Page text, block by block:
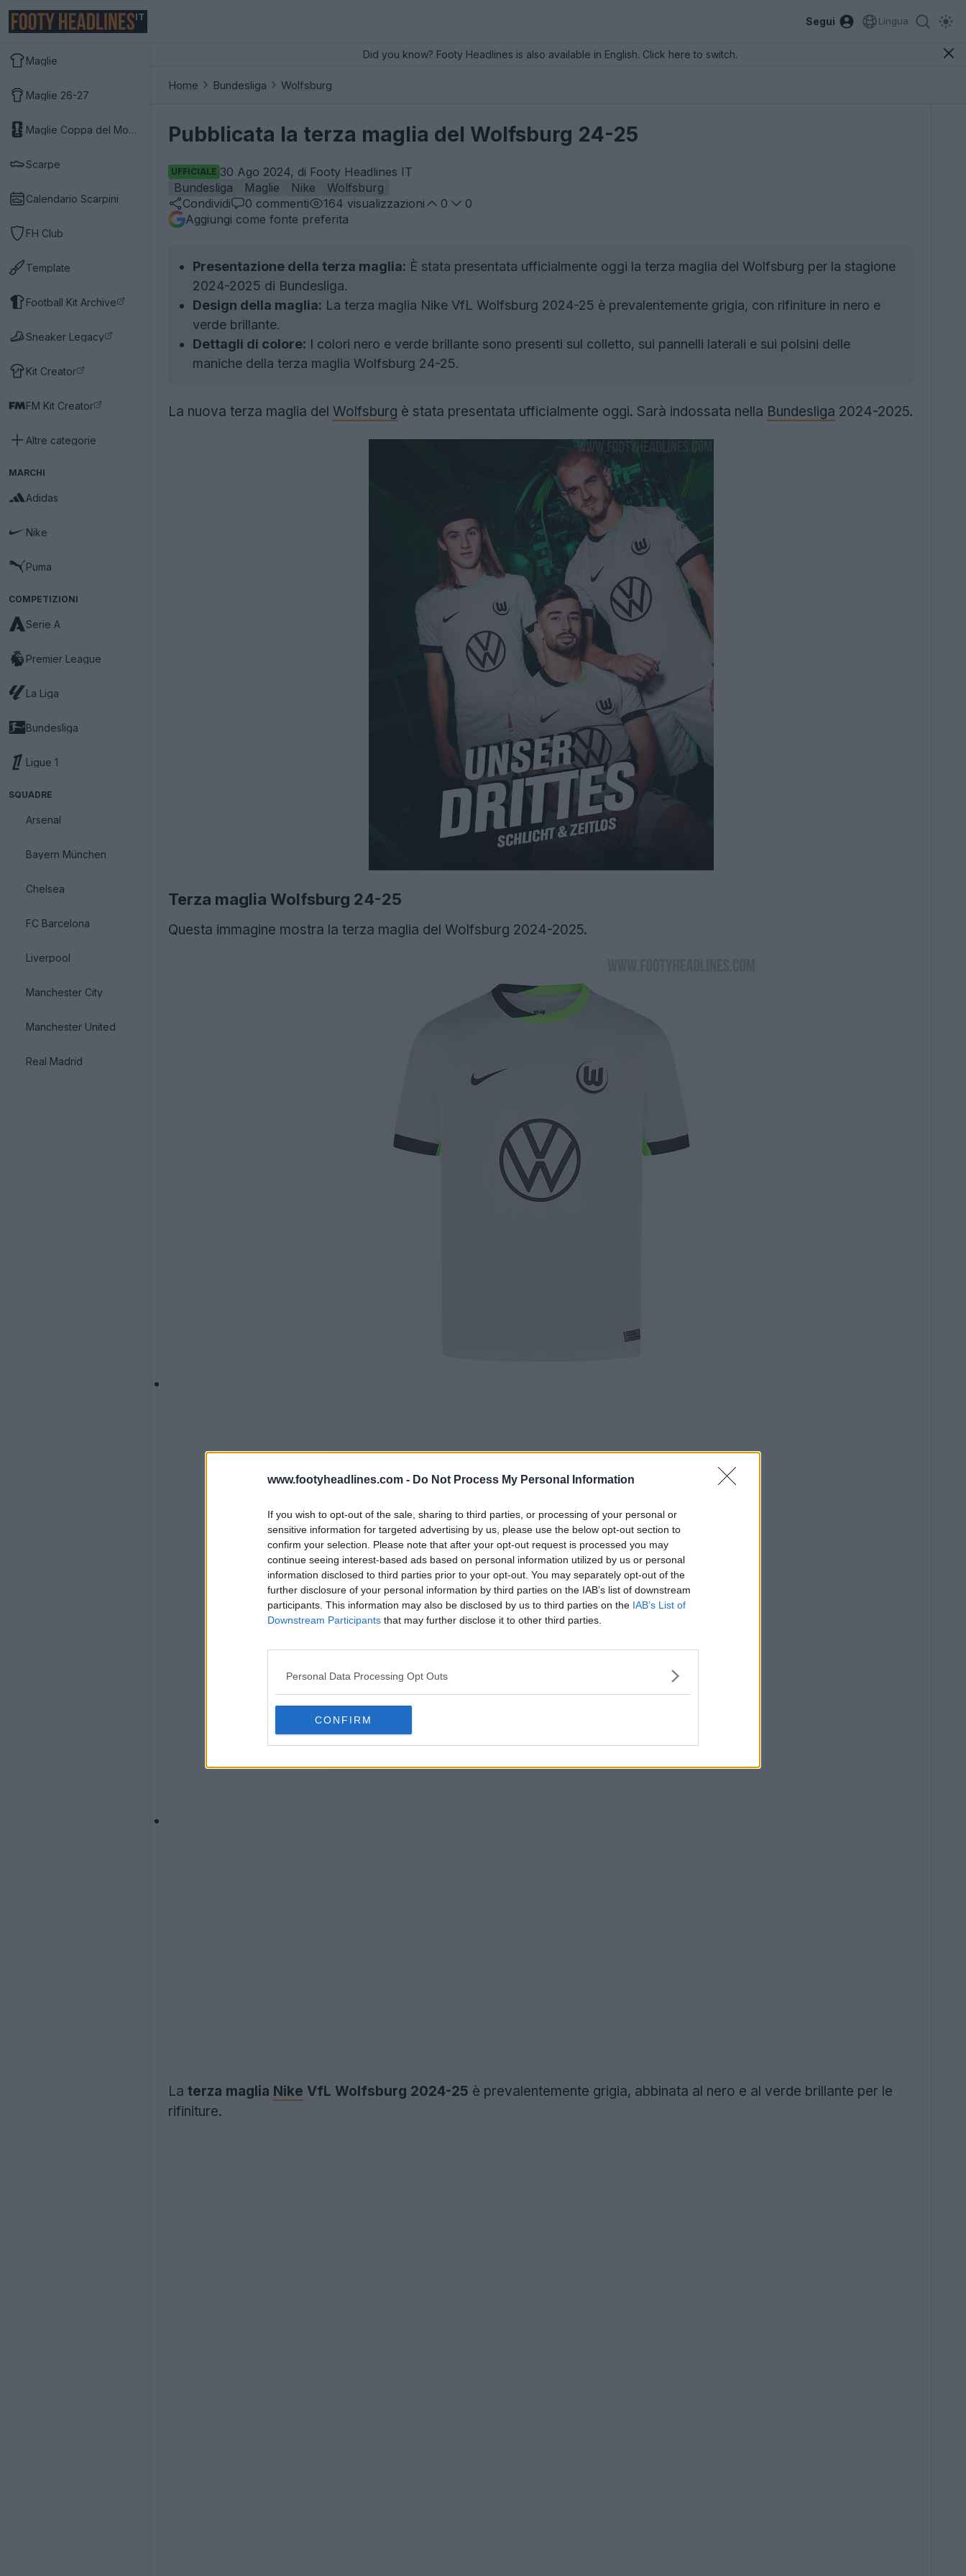
www.footyheadlines.com - Do Not Process My Personal Information
If you wish to opt-out of the sale, sharing to third parties, or processing of your personal or
sensitive information for targeted advertising by us, please use the below opt-out section to
confirm your selection. Please note that after your opt-out request is processed you may
continue seeing interest-based ads based on personal information utilized by us or personal
information disclosed to third parties prior to your opt-out. You may separately opt-out of the
further disclosure of your personal information by third parties on the IAB’s list of downstream
participants. This information may also be disclosed by us to third parties on the IAB’s List of
Downstream Participants that may further disclose it to other third parties.
Personal Data Processing Opt Outs
CONFIRM
IT Segui Lingua
Maglie
Maglie 26-27
Maglie Coppa del Mondo 2026
Scarpe
Calendario Scarpini
FH Club
Template
Football Kit Archive
Sneaker Legacy
Kit Creator
FM Kit Creator
Altre categorie
MARCHI
Adidas
Nike
Puma
COMPETIZIONI
Serie A
Premier League
La Liga
Bundesliga
Ligue 1
SQUADRE
Arsenal
Bayern München
Chelsea
FC Barcelona
Liverpool
Manchester City
Manchester United
Real Madrid
Did you know? Footy Headlines is also available in English. Click here to switch.
Home Bundesliga Wolfsburg
Pubblicata la terza maglia del Wolfsburg 24-25
UFFICIALE 30 Ago 2024, di Footy Headlines IT
Bundesliga
Maglie Nike
Wolfsburg
Condividi
0 commenti 164 visualizzazioni 0
0
Aggiungi come fonte preferita
Presentazione della terza maglia: È stata presentata ufficialmente oggi la terza maglia del Wolfsburg per la stagione
2024-2025 di Bundesliga.
Design della maglia: La terza maglia Nike VfL Wolfsburg 2024-25 è prevalentemente grigia, con rifiniture in nero e
verde brillante.
Dettagli di colore: I colori nero e verde brillante sono presenti sul colletto, sui pannelli laterali e sui polsini delle
maniche della terza maglia Wolfsburg 24-25.
La nuova terza maglia del Wolfsburg è stata presentata ufficialmente oggi. Sarà indossata nella Bundesliga 2024-2025.
Terza maglia Wolfsburg 24-25
Questa immagine mostra la terza maglia del Wolfsburg 2024-2025.
La terza maglia Nike VfL Wolfsburg 2024-25 è prevalentemente grigia, abbinata al nero e al verde brillante per le
rifiniture.